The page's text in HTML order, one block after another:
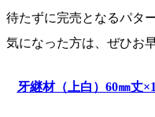
待たずに完売となるパタ
気になった方は、ぜひお早
牙継材（上白）60㎜丈